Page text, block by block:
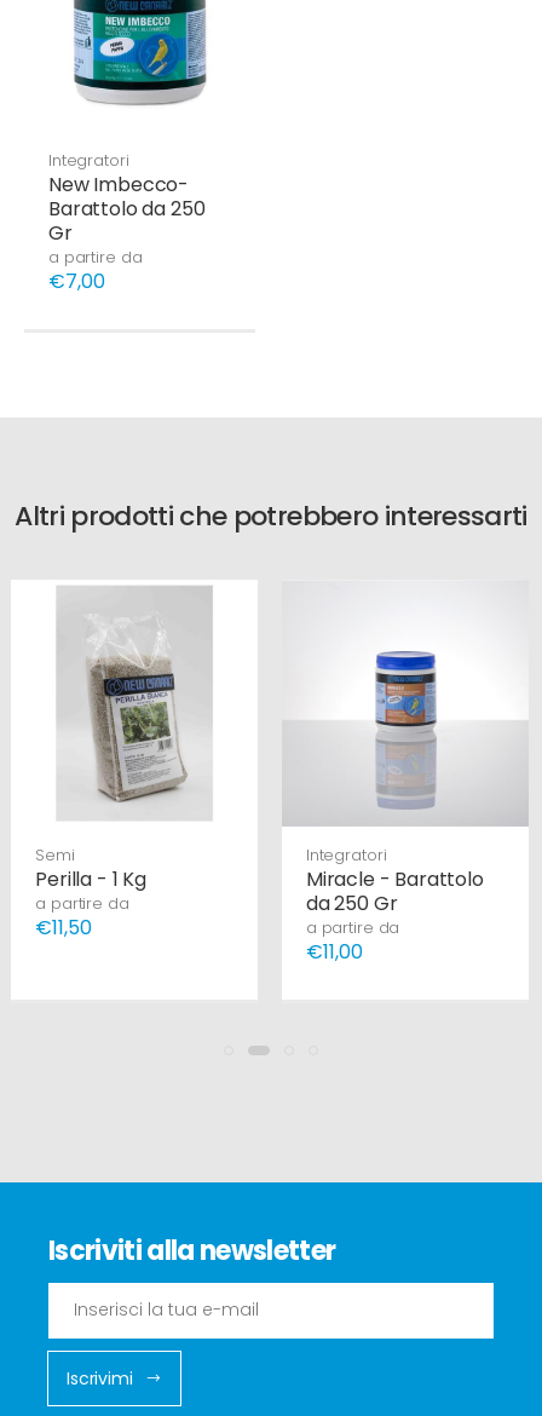
Integratori
New Imbecco-
Barattolo da 250
Gr
a partire da
€7,00
Altri prodotti che potrebbero interessarti
Semi
Perilla - 1 Kg
a partire da
€11,50
Integratori
Miracle - Barattolo
da 250 Gr
a partire da
€11,00
Iscriviti alla newsletter
Iscrivimi